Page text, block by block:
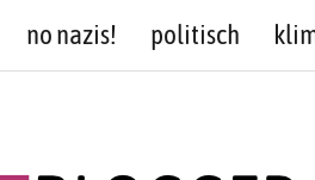
no nazis! politisch